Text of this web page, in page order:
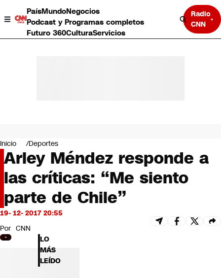
PaísMundoNegocios
Podcast y Programas completos
Futuro 360CulturaServicios
Radio
CNN
Negocios
Deportes
Programas completos
Cultura
Servicios
Bits
CNN tiempo
Futuro 360
Opinión
Inicio Deportes
Arley Méndez responde a
las críticas: “Me siento
parte de Chile”
19- 12- 2017 20:55
Por CNN
LO
MÁS
LEÍDO